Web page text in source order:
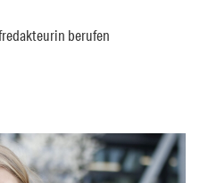
berufen